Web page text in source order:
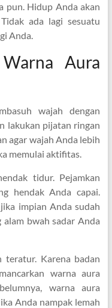
pun. Hidup Anda akan
ada lagi sesuatu
Anda.
Aura
wajah dengan
lakukan pijatan ringan
agar wajah Anda lebih
memulai aktifitas.
tidur. Pejamkan
hendak Anda capai.
impian Anda sudah
bwah sadar Anda
teratur. Karena badan
warna aura
warna aura
Anda nampak lemah